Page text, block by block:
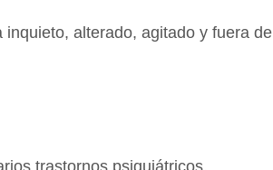
alterado, agitado y fuera de
trastornos psiquiátricos,